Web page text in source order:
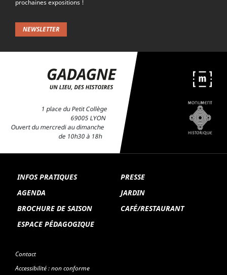
prochaines expositions !
NEWSLETTER
1 place du Petit Collège
69005 LYON
Ouvert du mercredi au dimanche
de 10h30 à 18h
INFOS PRATIQUES
AGENDA
BROCHURE DE SAISON
ESPACE PÉDAGOGIQUE
PRESSE
JARDIN
CAFÉ/RESTAURANT
Contact
Accessibilité : non conforme